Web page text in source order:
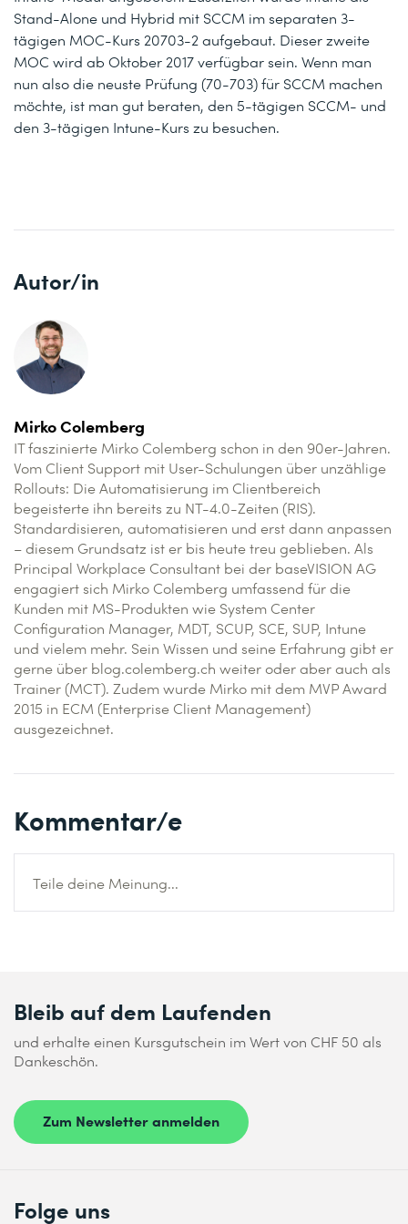
Stand-Alone und Hybrid mit SCCM im separaten 3-
tägigen MOC-Kurs 20703-2 aufgebaut. Dieser zweite
MOC wird ab Oktober 2017 verfügbar sein. Wenn man
nun also die neuste Prüfung (70-703) für SCCM machen
möchte, ist man gut beraten, den 5-tägigen SCCM- und
den 3-tägigen Intune-Kurs zu besuchen.
Autor/in
Mirko Colemberg
IT faszinierte Mirko Colemberg schon in den 90er-Jahren.
Vom Client Support mit User-Schulungen über unzählige
Rollouts: Die Automatisierung im Clientbereich
begeisterte ihn bereits zu NT-4.0-Zeiten (RIS).
Standardisieren, automatisieren und erst dann anpassen
– diesem Grundsatz ist er bis heute treu geblieben. Als
Principal Workplace Consultant bei der baseVISION AG
engagiert sich Mirko Colemberg umfassend für die
Kunden mit MS-Produkten wie System Center
Configuration Manager, MDT, SCUP, SCE, SUP, Intune
und vielem mehr. Sein Wissen und seine Erfahrung gibt er
gerne über blog.colemberg.ch weiter oder aber auch als
Trainer (MCT). Zudem wurde Mirko mit dem MVP Award
2015 in ECM (Enterprise Client Management)
ausgezeichnet.
Kommentar/e
Teile deine Meinung...
Bleib auf dem Laufenden
und erhalte einen Kursgutschein im Wert von CHF 50 als
Dankeschön.
Zum Newsletter anmelden
Folge uns